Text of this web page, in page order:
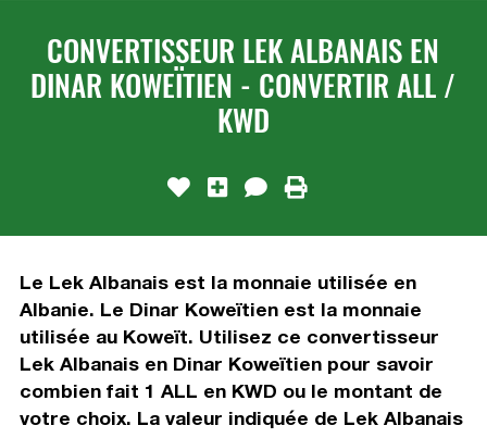
CONVERTISSEUR LEK ALBANAIS EN
DINAR KOWEÏTIEN - CONVERTIR ALL /
KWD
Le Lek Albanais est la monnaie utilisée en
Albanie. Le Dinar Koweïtien est la monnaie
utilisée au Koweït. Utilisez ce convertisseur
Lek Albanais en Dinar Koweïtien pour savoir
combien fait 1 ALL en KWD ou le montant de
votre choix. La valeur indiquée de Lek Albanais